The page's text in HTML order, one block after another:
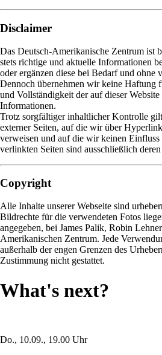
Disclaimer
Das Deutsch-Amerikanische Zentrum ist
stets richtige und aktuelle Informationen
oder ergänzen diese bei Bedarf und ohne
Dennoch übernehmen wir keine Haftung
und Vollständigkeit der auf dieser Website
Informationen.
Trotz sorgfältiger inhaltlicher Kontrolle
externer Seiten, auf die wir über
verweisen und auf die wir keinen
verlinkten Seiten sind ausschließlich
Copyright
Alle Inhalte unserer Webseite sind
Bildrechte für die verwendeten Fotos
angegeben, bei James Palik, Robin
Amerikanischen Zentrum. Jede
außerhalb der engen Grenzen des
Zustimmung nicht gestattet.
What's next?
Do., 10.09., 19.00 Uhr